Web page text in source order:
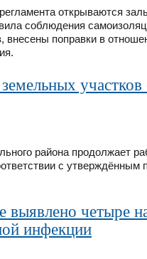
открываются
соблюдения
внесены поправки в
участков
района продолжает
с
четыре
инфекции